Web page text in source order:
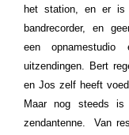
het station, en er is
bandrecorder, en
een
uitzendingen. Bert
en Jos zelf heeft
Maar nog steeds
zendantenne. Van